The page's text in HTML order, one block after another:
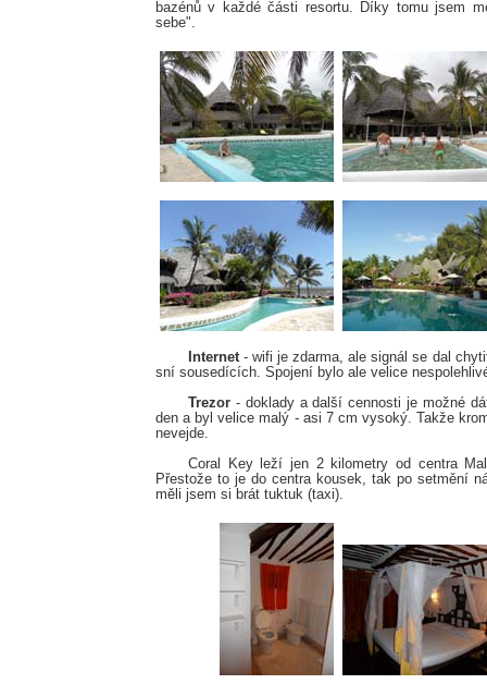
bazénů v každé části resortu. Díky tomu jsem
sebe".
Internet- wifi je zdarma, ale signál se dal
sní sousedících. Spojení bylo ale velice
Trezor - doklady a další cennosti je možné
den a byl velice malý - asi 7 cm vysoký. Takže
nevejde.
Coral Key leží jen 2 kilometry od centra
Přestože to je do centra kousek, tak po setmění
měli jsem si brát tuktuk (taxi).